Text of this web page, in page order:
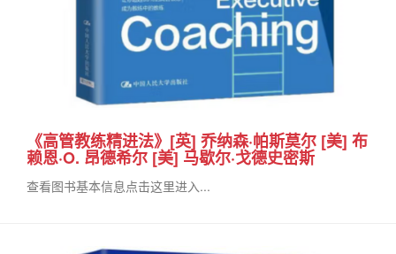
《高管教练精进法》[英] 乔纳森·帕斯莫尔 [美] 布
赖恩·O. 昂德希尔 [美] 马歇尔·戈德史密斯
查看图书基本信息点击这里进入...